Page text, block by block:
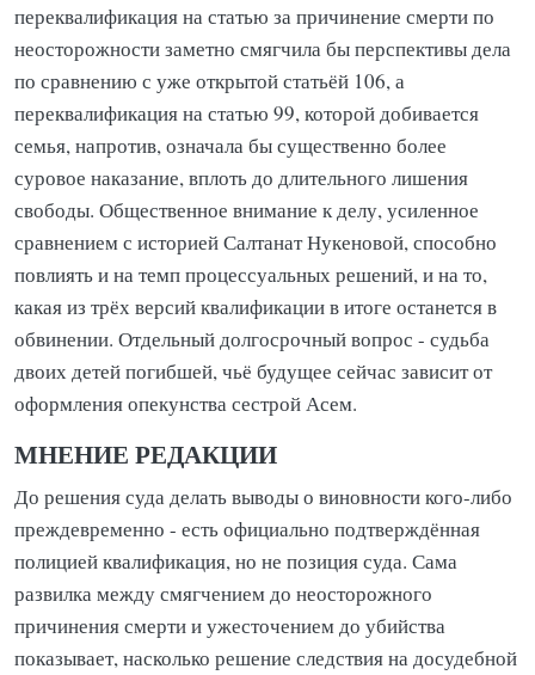
переквалификация на статью за причинение смерти по
неосторожности заметно смягчила бы перспективы дела
по сравнению с уже открытой статьёй 106, а
переквалификация на статью 99, которой добивается
семья, напротив, означала бы существенно более
суровое наказание, вплоть до длительного лишения
свободы. Общественное внимание к делу, усиленное
сравнением с историей Салтанат Нукеновой, способно
повлиять и на темп процессуальных решений, и на то,
какая из трёх версий квалификации в итоге останется в
обвинении. Отдельный долгосрочный вопрос - судьба
двоих детей погибшей, чьё будущее сейчас зависит от
оформления опекунства сестрой Асем.
МНЕНИЕ РЕДАКЦИИ
До решения суда делать выводы о виновности кого-либо
преждевременно - есть официально подтверждённая
полицией квалификация, но не позиция суда. Сама
развилка между смягчением до неосторожного
причинения смерти и ужесточением до убийства
показывает, насколько решение следствия на досудебной